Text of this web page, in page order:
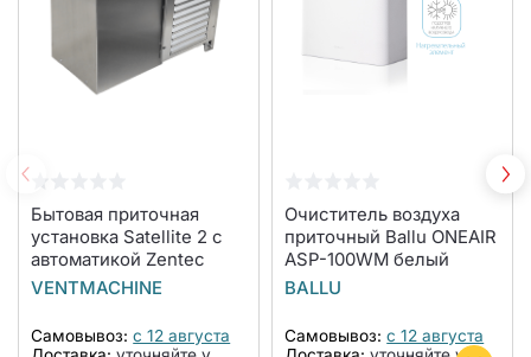
Бытовая приточная
установка Satellite 2 с
автоматикой Zentec
VENTMACHINE
Самовывоз: с 12 августа
Очиститель воздуха
приточный Ballu ONEAIR
ASP-100WM белый
BALLU
Самовывоз: с 12 августа